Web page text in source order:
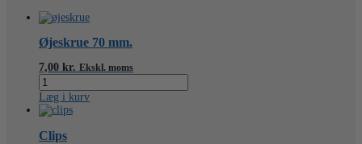
Øjeskrue 70 mm.
7,00 kr. Ekskl. moms
Øjeskrue
70
mm.
antal
Læg i kurv
Clips